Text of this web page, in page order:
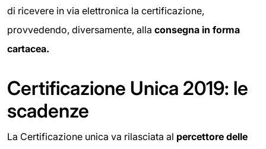
di ricevere in via elettronica la certificazione,
provvedendo, diversamente, alla consegna in forma
cartacea.
Certificazione Unica 2019: le
scadenze
La Certificazione unica va rilasciata al percettore delle